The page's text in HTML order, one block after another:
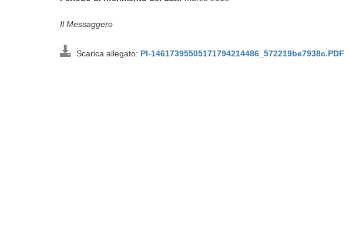
Il Messaggero
Scarica allegato: PI-14617395505171794214486_572219be7938c.PDF